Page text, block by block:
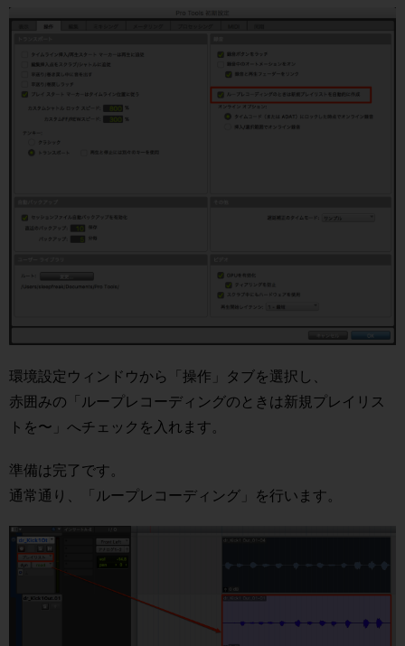
環境設定ウィンドウから「操作」タブを選択し、
赤囲みの「ループレコーディングのときは新規プレイリス
トを〜」へチェックを入れます。
準備は完了です。
通常通り、「ループレコーディング」を行います。